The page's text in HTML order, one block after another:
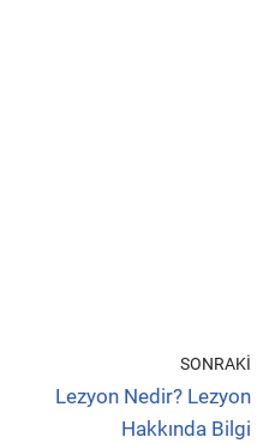
SONRAKI
Lezyon Nedir? Lezyon
Hakkında Bilgi